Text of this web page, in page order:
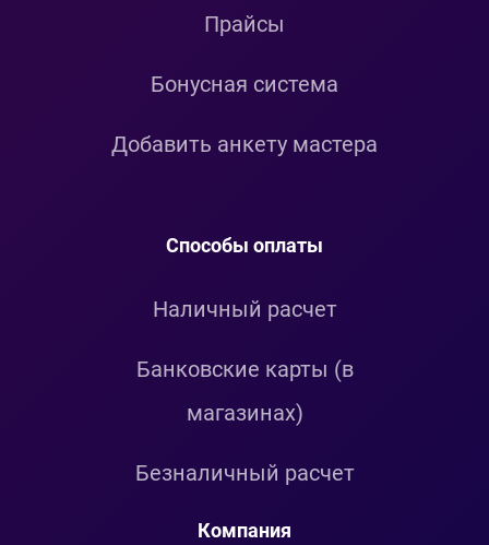
Прайсы
Бонусная система
Добавить анкету мастера
Способы оплаты
Наличный расчет
Банковские карты (в
магазинах)
Безналичный расчет
Компания